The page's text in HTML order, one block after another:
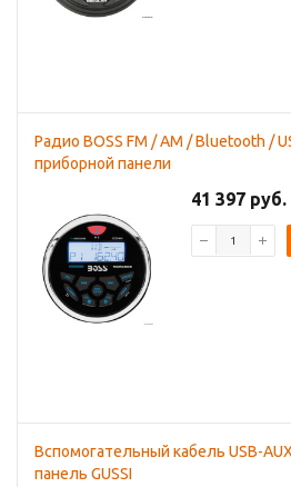
Радио BOSS FM / AM / Bluetooth /
приборной панели
41 397 руб.
Вспомогательный кабель USB-
панель GUSSI